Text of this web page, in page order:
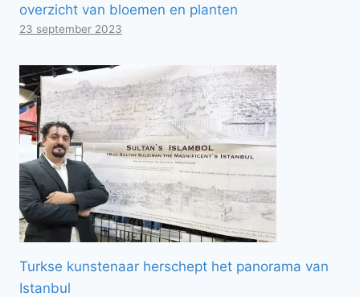
overzicht van bloemen en planten
23 september 2023
Turkse kunstenaar herschept het panorama van
Istanbul